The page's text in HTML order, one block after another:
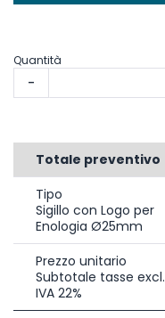
Quantità
-
Totale preventivo
Tipo
Sigillo con Logo per
Enologia Ø25mm
Prezzo unitario
Subtotale tasse excl.
IVA 22%